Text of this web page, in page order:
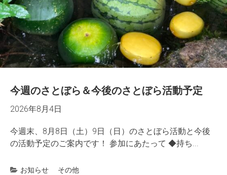
今週のさとぼら＆今後のさとぼら活動予定
2026年8月4日
今週末、8月8日（土）9日（日）のさとぼら活動と今後
の活動予定のご案内です！ 参加にあたって ◆持ち...
お知らせ その他